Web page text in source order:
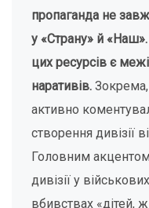
пропаганда не
у «Страну» й
цих ресурсів є
наративів. Зокрема,
активно
створення дивізії
Головним акцентом
дивізії у
вбивствах «дітей,